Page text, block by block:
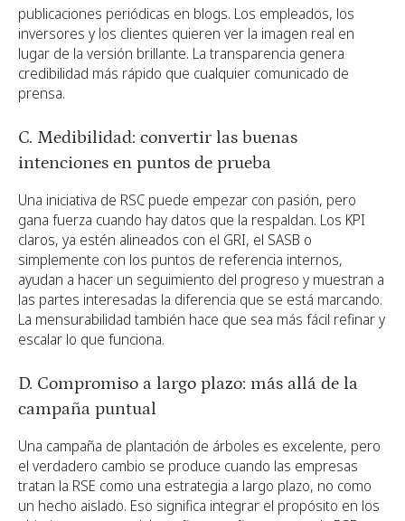
publicaciones periódicas en blogs. Los empleados, los
inversores y los clientes quieren ver la imagen real en
lugar de la versión brillante. La transparencia genera
credibilidad más rápido que cualquier comunicado de
prensa.
C. Medibilidad: convertir las buenas
intenciones en puntos de prueba
Una iniciativa de RSC puede empezar con pasión, pero
gana fuerza cuando hay datos que la respaldan. Los KPI
claros, ya estén alineados con el GRI, el SASB o
simplemente con los puntos de referencia internos,
ayudan a hacer un seguimiento del progreso y muestran a
las partes interesadas la diferencia que se está marcando.
La mensurabilidad también hace que sea más fácil refinar y
escalar lo que funciona.
D. Compromiso a largo plazo: más allá de la
campaña puntual
Una campaña de plantación de árboles es excelente, pero
el verdadero cambio se produce cuando las empresas
tratan la RSE como una estrategia a largo plazo, no como
un hecho aislado. Eso significa integrar el propósito en los